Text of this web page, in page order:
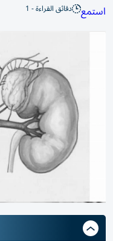
استمع دقائق القراءة - 1